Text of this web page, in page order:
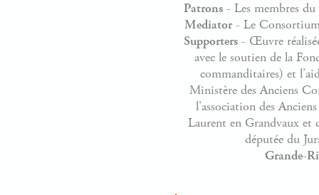
Patrons - Les membres
Mediator- Le
Supporters - Œuvre
avec le soutien de la
commanditaires) et
Ministère des Anciens
l’association des
Laurent en Grandvaux
députée du
Grande-